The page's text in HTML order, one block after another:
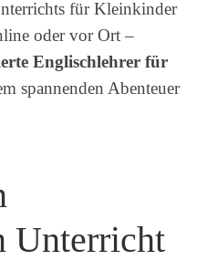
für Kleinkinder
oder vor Ort –
Englischlehrer für
spannenden Abenteuer
Unterricht